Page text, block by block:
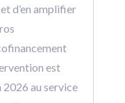
d’en amplifier
est
2026 au service